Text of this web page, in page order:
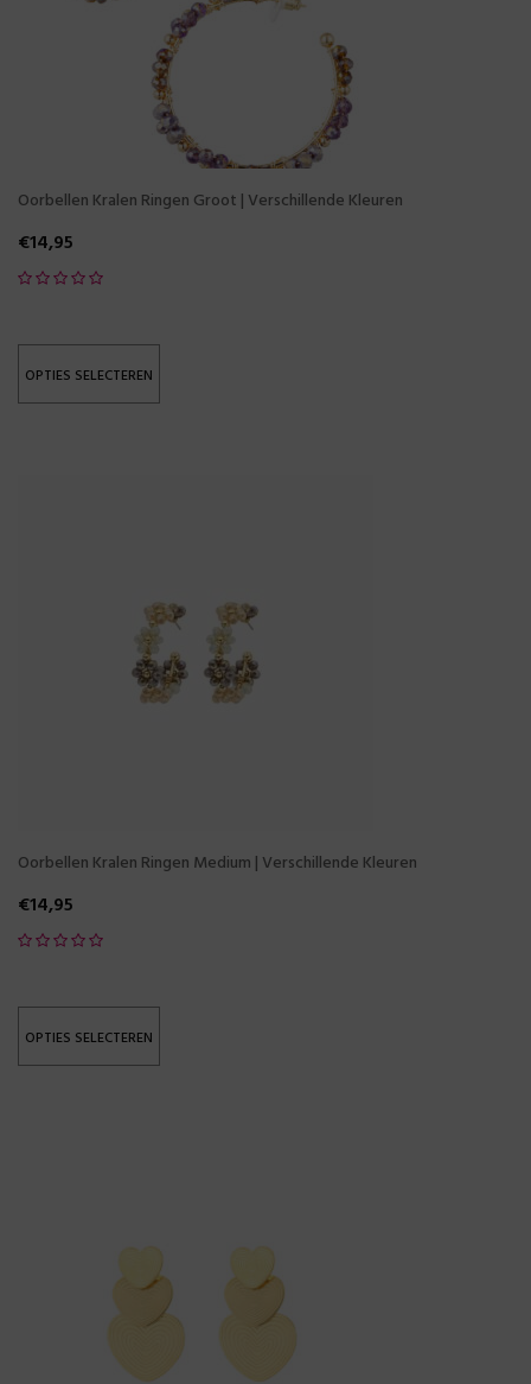
Oorbellen Kralen Ringen Groot | Verschillende Kleuren
€14,95
OPTIES SELECTEREN
Oorbellen Kralen Ringen Medium | Verschillende Kleuren
€14,95
OPTIES SELECTEREN